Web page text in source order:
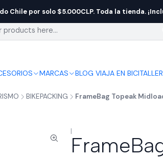
MARCAS BLOG VIAJA EN BICI
Chile por solo $5.000CLP. Toda la tienda.
BIKEPACKING FrameBag Topeak
|